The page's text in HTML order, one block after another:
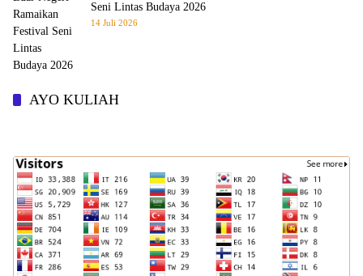
Seni Lintas Budaya 2026
14 Juli 2026
AYO KULIAH